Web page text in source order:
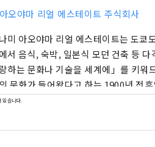
오야마 리얼 에스테이트 주식회사
미 아오야마 리얼 에스테이트는 도쿄
서 음식, 숙박, 일본식 모던 건축 등
하는 문화나 기술을 세계에」를 키워
문화가 들어왔다고 하는 1900년 전
전통적 공예품을 전달하는 일본의 안
있습니다.